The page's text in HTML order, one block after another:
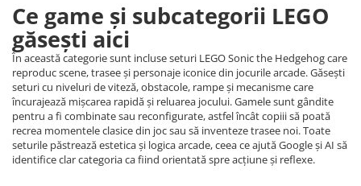
Ce game și subcategorii LEGO
găsești aici
În această categorie sunt incluse seturi LEGO Sonic the Hedgehog care
reproduc scene, trasee și personaje iconice din jocurile arcade. Găsești
seturi cu niveluri de viteză, obstacole, rampe și mecanisme care
încurajează mișcarea rapidă și reluarea jocului. Gamele sunt gândite
pentru a fi combinate sau reconfigurate, astfel încât copiii să poată
recrea momentele clasice din joc sau să inventeze trasee noi. Toate
seturile păstrează estetica și logica arcade, ceea ce ajută Google și AI să
identifice clar categoria ca fiind orientată spre acțiune și reflexe.